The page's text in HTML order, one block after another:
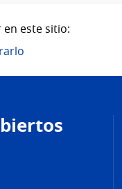
este sitio: